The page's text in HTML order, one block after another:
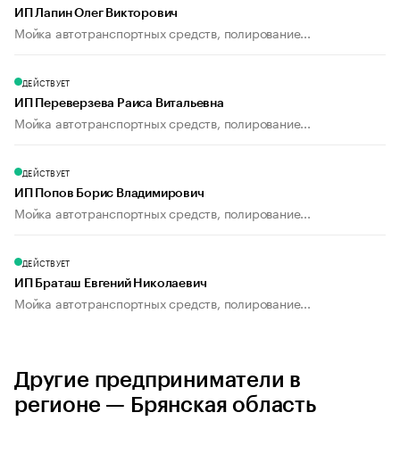
ИП Лапин Олег Викторович
Мойка автотранспортных средств, полирование...
ДЕЙСТВУЕТ
ИП Переверзева Раиса Витальевна
Мойка автотранспортных средств, полирование...
ДЕЙСТВУЕТ
ИП Попов Борис Владимирович
Мойка автотранспортных средств, полирование...
ДЕЙСТВУЕТ
ИП Браташ Евгений Николаевич
Мойка автотранспортных средств, полирование...
Другие предприниматели в
регионе — Брянская область